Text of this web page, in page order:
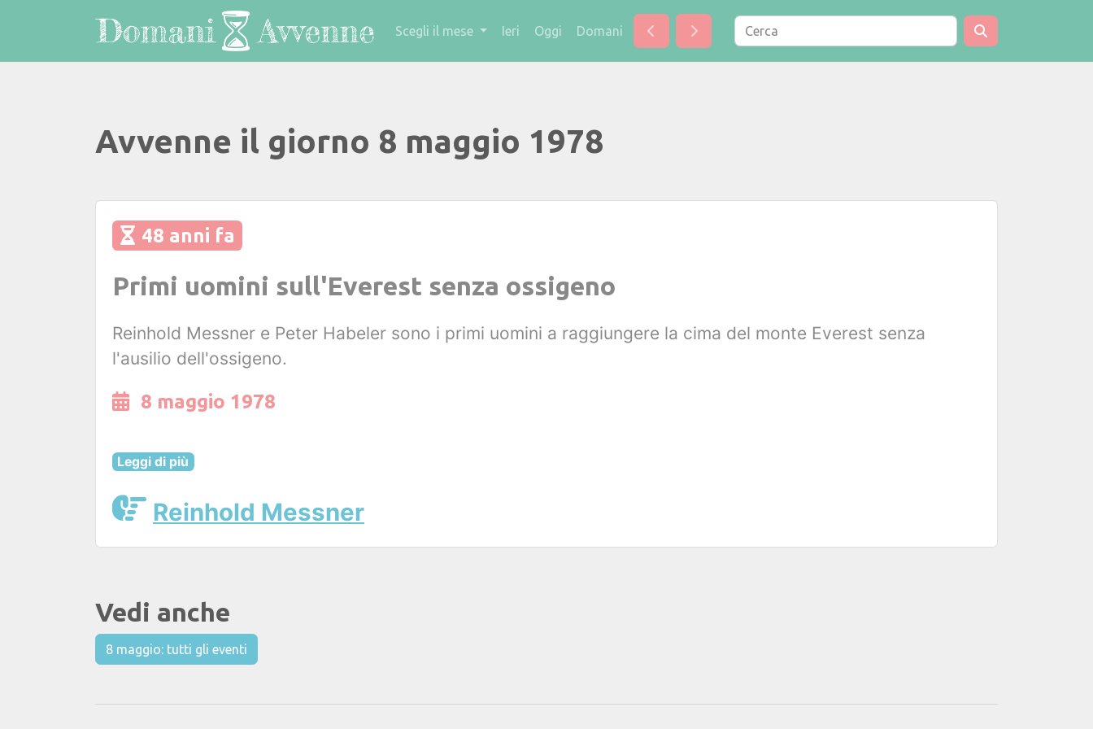
Scegli il mese Ieri Oggi Domani
Avvenne il giorno 8 maggio 1978
48 anni fa
Primi uomini sull'Everest senza ossigeno
Reinhold Messner e Peter Habeler sono i primi uomini a raggiungere la cima del monte Everest senza
l'ausilio dell'ossigeno.
8 maggio 1978
Leggi di più
Reinhold Messner
Vedi anche
8 maggio: tutti gli eventi